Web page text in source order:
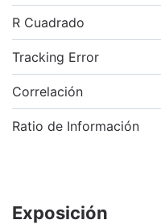
R Cuadrado
Tracking Error
Correlación
Ratio de Información
Exposición